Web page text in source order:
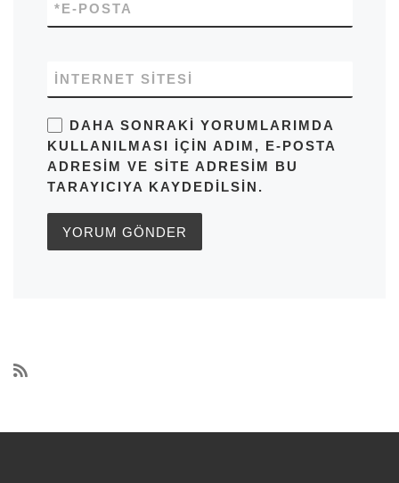
E-POSTA
*
İNTERNET SITESI
DAHA SONRAKI YORUMLARIMDA
KULLANILMASI IÇIN ADIM, E-POSTA
ADRESIM VE SITE ADRESIM BU
TARAYICIYA KAYDEDILSIN.